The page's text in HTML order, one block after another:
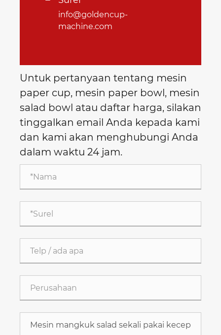
info@goldencup-
machine.com
Untuk pertanyaan tentang mesin
paper cup, mesin paper bowl, mesin
salad bowl atau daftar harga, silakan
tinggalkan email Anda kepada kami
dan kami akan menghubungi Anda
dalam waktu 24 jam.